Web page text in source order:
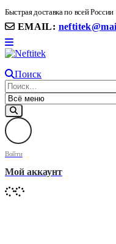
Быстрая доставка по всей России
EMAIL:
Поиск
Войти
Мой аккаунт
8(906)